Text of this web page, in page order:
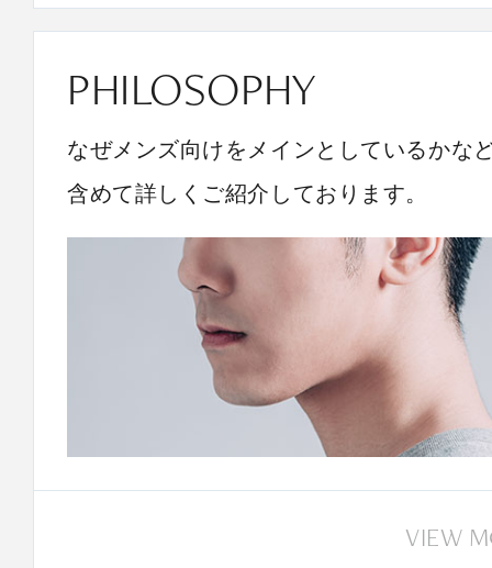
PHILOSOPHY
なぜメンズ向けをメインとしているかな
含めて詳しくご紹介しております。
VIEW